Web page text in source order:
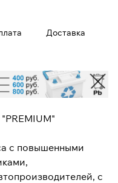
Доставка
с повышенными
с